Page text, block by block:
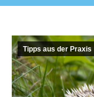
Tipps aus der Praxis